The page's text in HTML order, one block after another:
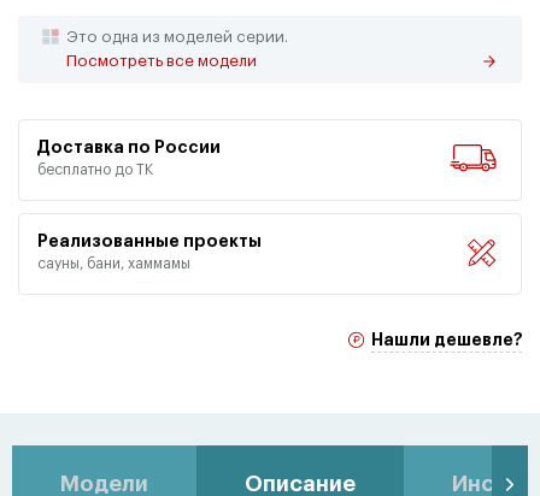
Это одна из моделей серии.
Посмотреть все модели
Доставка по России
бесплатно до ТК
Реализованные проекты
сауны, бани, хаммамы
Нашли дешевле?
Модели Описание